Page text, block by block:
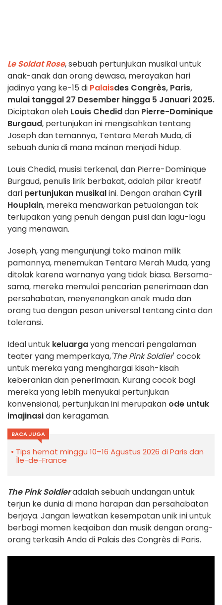
Le Soldat Rose, sebuah pertunjukan musikal untuk
anak-anak dan orang dewasa, merayakan hari
jadinya yang ke-15 di Palaisdes Congrès, Paris,
mulai tanggal 27 Desember hingga 5 Januari 2025.
Diciptakan oleh Louis Chediddan Pierre-Dominique
Burgaud, pertunjukan ini mengisahkan tentang
Joseph dan temannya, Tentara Merah Muda, di
sebuah dunia di mana mainan menjadi hidup.
Louis Chedid, musisi terkenal, dan Pierre-Dominique
Burgaud, penulis lirik berbakat, adalah pilar kreatif
dari pertunjukan musikalini. Dengan arahan Cyril
Houplain, mereka menawarkan petualangan tak
terlupakan yang penuh dengan puisi dan lagu-lagu
yang menawan.
Joseph, yang mengunjungi toko mainan milik
pamannya, menemukan Tentara Merah Muda, yang
ditolak karena warnanya yang tidak biasa. Bersama-
sama, mereka memulai pencarian penerimaan dan
persahabatan, menyenangkan anak muda dan
orang tua dengan pesan universal tentang cinta dan
toleransi.
Ideal untuk keluargayang mencari pengalaman
teater yang memperkaya,'The Pink Soldier' cocok
untuk mereka yang menghargai kisah-kisah
keberanian dan penerimaan. Kurang cocok bagi
mereka yang lebih menyukai pertunjukan
konvensional, pertunjukan ini merupakan ode untuk
imajinasidan keragaman.
BACA JUGA
Tips hemat minggu 10–16 Agustus 2026 di Paris dan
Île-de-France
The Pink Soldieradalah sebuah undangan untuk
terjun ke dunia di mana harapan dan persahabatan
berjaya. Jangan lewatkan kesempatan unik ini untuk
berbagi momen keajaiban dan musik dengan orang-
orang terkasih Anda di Palais des Congrès di Paris.